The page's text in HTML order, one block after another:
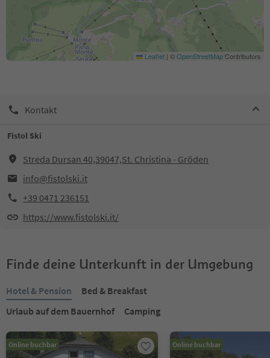
Leaflet | ©OpenStreetMapContributors
Kontakt
Fistol Ski
Streda Dursan 40,39047,St. Christina - Gröden
info@fistolski.it
+39 0471 236151
https://www.fistolski.it/
Finde deine Unterkunft in der Umgebung
Hotel & Pension
Bed & Breakfast
Urlaub auf dem Bauernhof
Camping
Online buchbar Online buchbar